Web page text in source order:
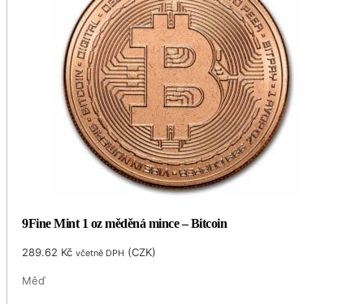
9Fine Mint 1 oz měděná mince – Bitcoin
289.62 Kč včetně DPH (CZK)
Měď